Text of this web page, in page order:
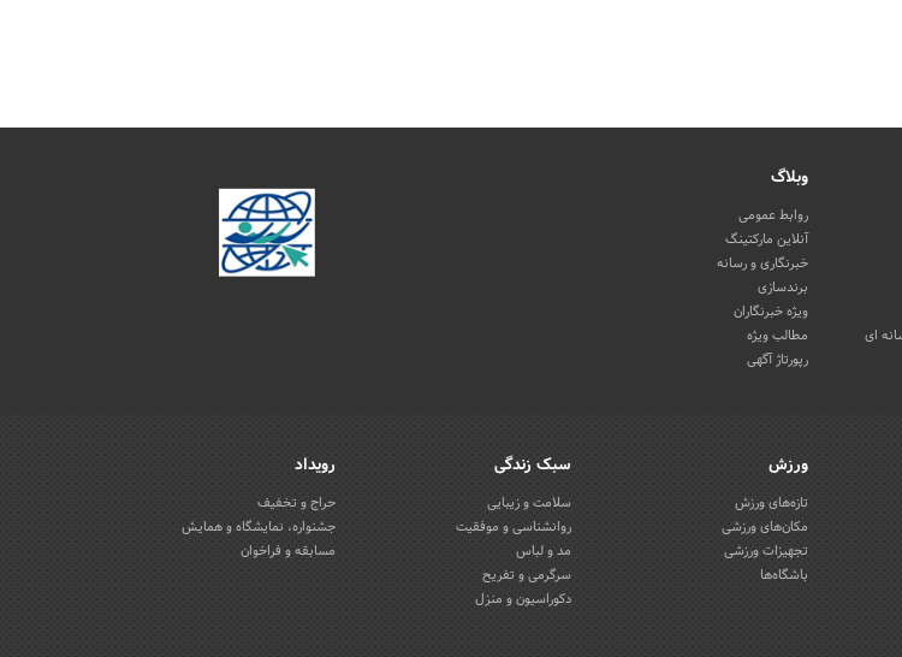
ای
وبلاگ
روابط عمومی
آنلاین مارکتینگ
خبرنگاری و رسانه
برندسازی
ویژه خبرنگاران
مطالب ویژه
رپورتاژ آگهی
ورزش
تازه‌های ورزش
مکان‌های ورزشی
تجهیزات ورزشی
باشگاه‌ها
سبک زندگی
سلامت و زیبایی
روانشناسی و موفقیت
مد و لباس
سرگرمی و تفریح
دکوراسیون و منزل
رویداد
حراج و تخفیف
جشنواره، نمایشگاه و همایش
مسابقه و فراخوان